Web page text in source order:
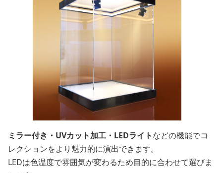
ミラー付き・UVカット加工・LEDライトなどの機能でコ
レクションをより魅力的に演出できます。
LEDは色温度で雰囲気が変わるため目的に合わせて選びま